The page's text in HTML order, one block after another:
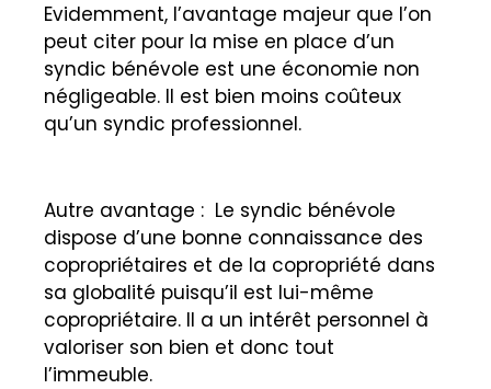
Evidemment, l’avantage majeur que l’on
peut citer pour la mise en place d’un
syndic bénévole est une économie non
négligeable. Il est bien moins coûteux
qu’un syndic professionnel.
Autre avantage : Le syndic bénévole
dispose d’une bonne connaissance des
copropriétaires et de la copropriété dans
sa globalité puisqu’il est lui-même
copropriétaire. Il a un intérêt personnel à
valoriser son bien et donc tout
l’immeuble.